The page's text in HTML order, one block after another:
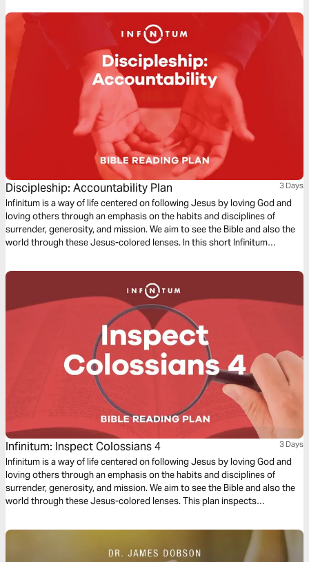
praying.
Discipleship: Accountability Plan 3 Days
Infinitum is a way of life centered on following Jesus by loving God and
loving others through an emphasis on the habits and disciplines of
surrender, generosity, and mission. We aim to see the Bible and also the
world through these Jesus-colored lenses. In this short Infinitum
Infinitum: Inspect Colossians 4 3 Days
Infinitum is a way of life centered on following Jesus by loving God and
loving others through an emphasis on the habits and disciplines of
surrender, generosity, and mission. We aim to see the Bible and also the
world through these Jesus-colored lenses. This plan inspects